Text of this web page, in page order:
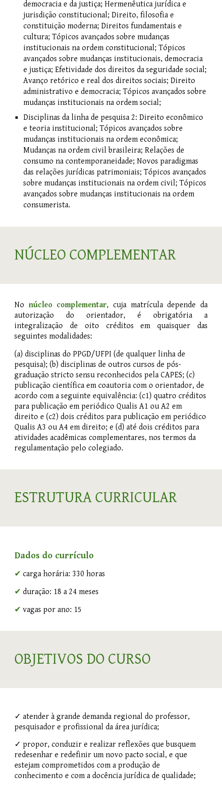
democracia e da justiça; Hermenêutica jurídica e
jurisdição constitucional; Direito, filosofia e
constituição moderna; Direitos fundamentais e
cultura; Tópicos avançados sobre mudanças
institucionais na ordem constitucional; Tópicos
avançados sobre mudanças institucionais, democracia
e justiça; Efetividade dos direitos da seguridade social;
Avanço retórico e real dos direitos sociais; Direito
administrativo e democracia; Tópicos avançados sobre
mudanças institucionais na ordem social;
Disciplinas da linha de pesquisa 2: Direito econômico
e teoria institucional; Tópicos avançados sobre
mudanças institucionais na ordem econômica;
Mudanças na ordem civil brasileira; Relações de
consumo na contemporaneidade; Novos paradigmas
das relações jurídicas patrimoniais; Tópicos avançados
sobre mudanças institucionais na ordem civil; Tópicos
avançados sobre mudanças institucionais na ordem
consumerista.
NÚCLEO COMPLEMENTAR
No núcleo complementar, cuja matrícula depende da
autorização do orientador, é obrigatória a
integralização de oito créditos em quaisquer das
seguintes modalidades:
(a) disciplinas do PPGD/UFPI (de qualquer linha de
pesquisa); (b) disciplinas de outros cursos de pós-
graduação stricto sensu reconhecidos pela CAPES; (c)
publicação científica em coautoria com o orientador, de
acordo com a seguinte equivalência: (c1) quatro créditos
para publicação em periódico Qualis A1 ou A2 em
direito e (c2) dois créditos para publicação em periódico
Qualis A3 ou A4 em direito; e (d) até dois créditos para
atividades acadêmicas complementares, nos termos da
regulamentação pelo colegiado.
ESTRUTURA CURRICULAR
Dados do currículo
✔carga horária: 330 horas
✔duração: 18 a 24 meses
✔vagas por ano: 15
OBJETIVOS DO CURSO
✓ atender à grande demanda regional do professor,
pesquisador e profissional da área jurídica;
✓ propor, conduzir e realizar reflexões que busquem
redesenhar e redefinir um novo pacto social, e que
estejam comprometidos com a produção de
conhecimento e com a docência jurídica de qualidade;